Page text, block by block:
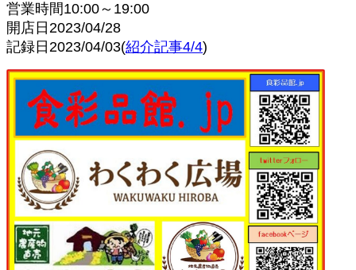
営業時間10:00～19:00
開店日2023/04/28
記録日2023/04/03(紹介記事4/4)